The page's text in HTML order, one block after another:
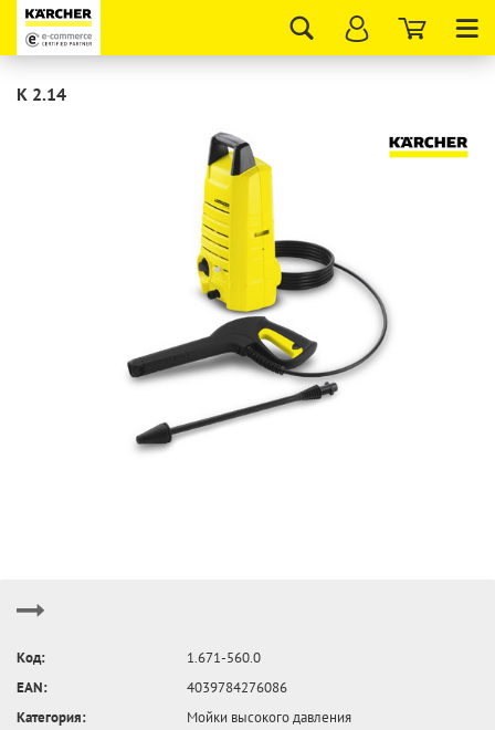
K 2.14
Код:
1.671-560.0
EAN:
4039784276086
Категория:
Мойки высокого давления